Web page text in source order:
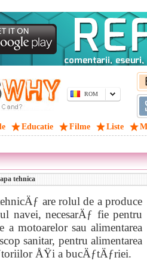
ROM
Educatie Filme Liste
tehnica
are rolul de a produce
navei, necesarÄƒ fie pentru
a motoarelor sau alimentarea
sanitar, pentru alimentarea
ÅŸi a bucÄƒtÄƒriei.